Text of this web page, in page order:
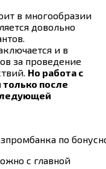
в многообразии
довольно
и в
за проведение
Но работа с
после
по
с главной